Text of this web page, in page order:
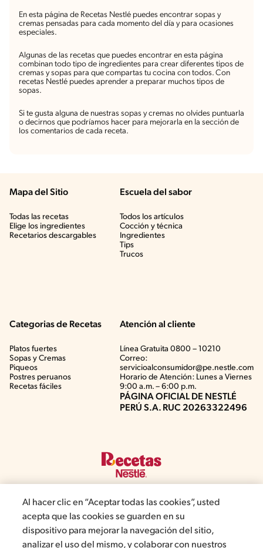
En esta página de Recetas Nestlé puedes encontrar sopas y
cremas pensadas para cada momento del día y para ocasiones
especiales.
Algunas de las recetas que puedes encontrar en esta página
combinan todo tipo de ingredientes para crear diferentes tipos de
cremas y sopas para que compartas tu cocina con todos. Con
recetas Nestlé puedes aprender a preparar muchos tipos de
sopas.
Si te gusta alguna de nuestras sopas y cremas no olvides puntuarla
o decirnos que podríamos hacer para mejorarla en la sección de
los comentarios de cada receta.
Mapa del Sitio
Todas las recetas
Elige los ingredientes
Recetarios descargables
Escuela del sabor
Todos los artículos
Cocción y técnica
Ingredientes
Tips
Trucos
Categorias de Recetas
Platos fuertes
Sopas y Cremas
Piqueos
Postres peruanos
Recetas fáciles
Atención al cliente
Línea Gratuita 0800 – 10210
Correo:
servicioalconsumidor@pe.nestle.com
Horario de Atención: Lunes a Viernes
9:00 a.m. – 6:00 p.m.
PÁGINA OFICIAL DE NESTLÉ
PERÚ S.A. RUC 20263322496
©2019, Nestlé. Marcas registradas por Société del Produits Nestlé,
S.A. Vevey (Suiza)
Al hacer clic en “Aceptar todas las cookies”, usted
acepta que las cookies se guarden en su
dispositivo para mejorar la navegación del sitio,
analizar el uso del mismo, y colaborar con nuestros